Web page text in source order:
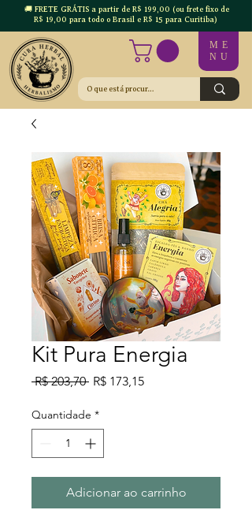
🚚 FRETE GRÁTIS a partir de R$ 199,00 (ou frete fixo de
R$ 19,00 para todo o Brasil e R$ 15 para Curitiba)
ME
NU
Kit Pura Energia
R$ 203,70 Preço
R$ 173,15Preço
Quantidade *
Adicionar ao carrinho